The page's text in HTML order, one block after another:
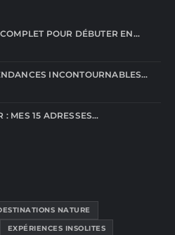
POUR DÉBUTER EN…
INCONTOURNABLES…
: MES 15 ADRESSES…
NATURE
EXPÉRIENCES INSOLITES